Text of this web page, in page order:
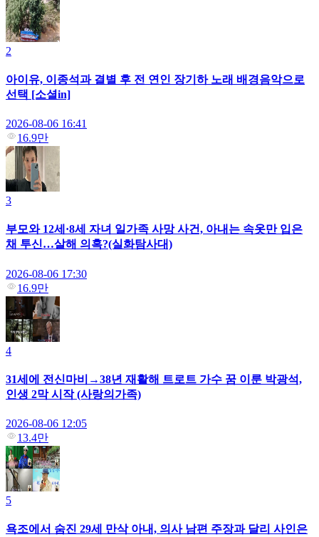
2
아이유, 이종석과 결별 후 전 연인 장기하 노래 배경음악으로
선택 [소셜in]
2026-08-06 16:41
16.9만
3
부모와 12세·8세 자녀 일가족 사망 사건, 아내는 속옷만 입은
채 투신…살해 의혹?(실화탐사대)
2026-08-06 17:30
16.9만
4
31세에 전신마비→38년 재활해 트로트 가수 꿈 이룬 박광석,
인생 2막 시작 (사랑의가족)
2026-08-06 12:05
13.4만
5
욕조에서 숨진 29세 만삭 아내, 의사 남편 주장과 달리 사인은